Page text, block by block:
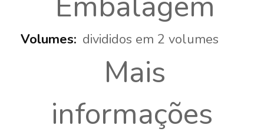
divididos em 2 volumes
Mais
informações